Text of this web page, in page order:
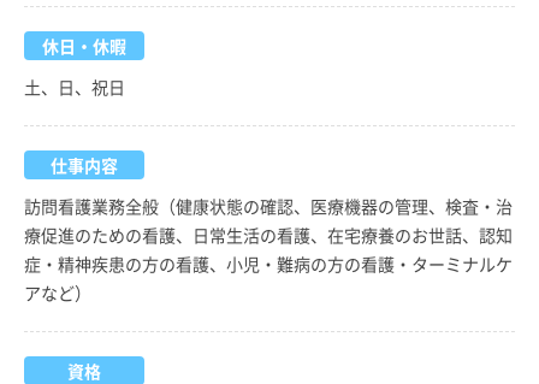
休日・休暇
土、日、祝日
仕事内容
訪問看護業務全般（健康状態の確認、医療機器の管理、検査・治
療促進のための看護、日常生活の看護、在宅療養のお世話、認知
症・精神疾患の方の看護、小児・難病の方の看護・ターミナルケ
アなど）
資格